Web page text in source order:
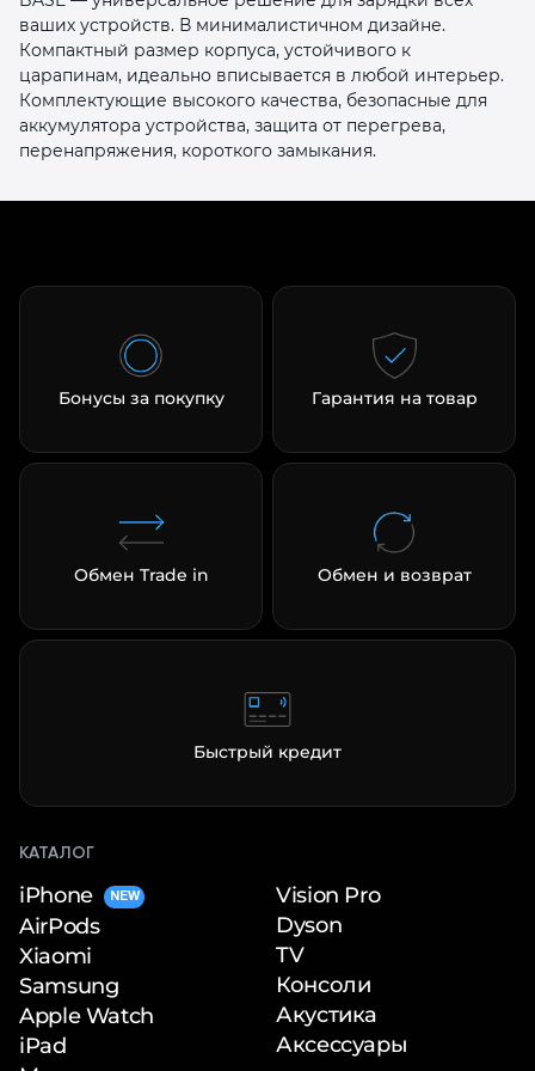
ваших устройств. В минималистичном дизайне.
Компактный размер корпуса, устойчивого к
царапинам, идеально вписывается в любой интерьер.
Комплектующие высокого качества, безопасные для
аккумулятора устройства, защита от перегрева,
перенапряжения, короткого замыкания.
Бонусы за покупку Гарантия на товар
Обмен Trade in Обмен и возврат
Быстрый кредит
КАТАЛОГ
iPhone NEW
AirPods
Xiaomi
Samsung
Apple Watch
iPad
Vision Pro
Dyson
TV
Консоли
Акустика
Аксессуары